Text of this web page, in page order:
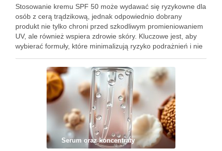
Stosowanie kremu SPF 50 może wydawać się ryzykowne dla
osób z cerą trądzikową, jednak odpowiednio dobrany
produkt nie tylko chroni przed szkodliwym promieniowaniem
UV, ale również wspiera zdrowie skóry. Kluczowe jest, aby
wybierać formuły, które minimalizują ryzyko podrażnień i nie
oraz techniki …
Serum oraz koncentraty